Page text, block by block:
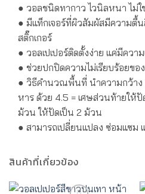
● วอลชนิดทากาว ไวนิลหนา ไม่ใ
● มีแท็กเจอร์ที่ผิวสัมผัสมีความตื้น
สติ๊กเกอร์
● วอลเปเปอร์ติดตั้งง่าย แค่มีควา
● ช่วยปกปิดความไม่เรียบร้อยขอ
● วิธีคำนวณพื้นที่ นำความกว้าง
หาร ด้วย 4.5 = เศษส่วนท้ายให้ปั
ม้วน ให้ปัดเป็น 2 ม้วน
● สามารถเปลี่ยนแปลง ซ่อมแซม
สินค้าที่เกี่ยวข้อง